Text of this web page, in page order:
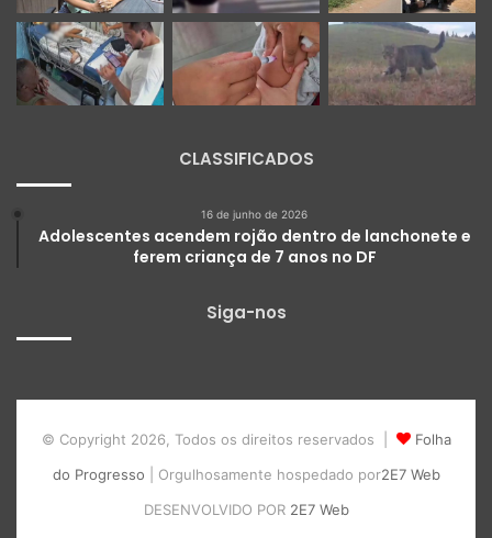
CLASSIFICADOS
16 de junho de 2026
Adolescentes acendem rojão dentro de lanchonete e
ferem criança de 7 anos no DF
Siga-nos
© Copyright 2026, Todos os direitos reservados |
Folha
do Progresso | Orgulhosamente hospedado por2E7 Web
DESENVOLVIDO POR 2E7 Web